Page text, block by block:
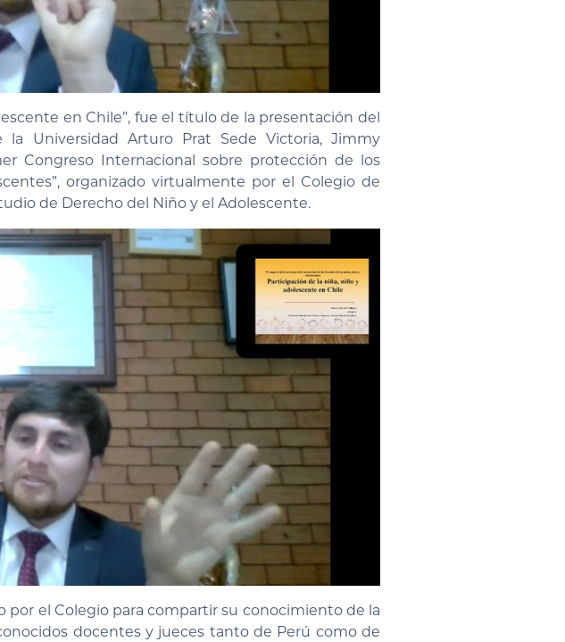
en Chile”, fue el título de la presentación del
Universidad Arturo Prat Sede Victoria, Jimmy
Congreso Internacional sobre protección de los
organizado virtualmente por el Colegio de
de Derecho del Niño y el Adolescente.
por el Colegio para compartir su conocimiento de la
docentes y jueces tanto de Perú como de